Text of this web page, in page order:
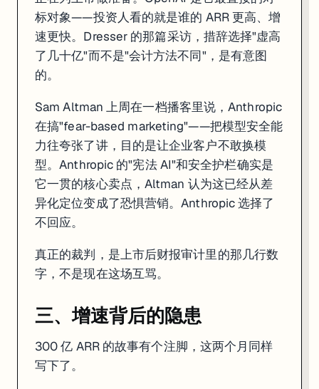
标对象——投资人看的就是谁的 ARR 更高、增
速更快。Dresser 的那篇采访，措辞选择"虚高
了几十亿"而不是"会计方法不同"，是有意图
的。
Sam Altman 上周在一档播客里说，Anthropic
在搞"fear-based marketing"——把模型安全能
力往夸张了讲，目的是让企业客户不敢换模
型。Anthropic 的"宪法 AI"和安全护栏确实是
它一贯的核心卖点，Altman 认为这已经从差
异化定位变成了恐惧营销。Anthropic 选择了
不回应。
真正的裁判，是上市后财报审计里的那几行数
字，不是现在这场互骂。
三、增速背后的隐患
300 亿 ARR 的故事有个注脚，这两个月同样
写下了。